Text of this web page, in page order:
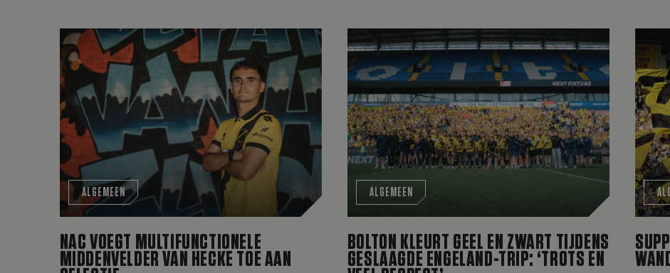
ALGEMEEN
NAC VOEGT MULTIFUNCTIONELE
MIDDENVELDER VAN HECKE TOE AAN
NAC voegt multifunctionele middenvelder Van Hecke toe aan selectie
ALGEMEEN
BOLTON KLEURT GEEL EN ZWART TIJDENS
GESLAAGDE ENGELAND-TRIP: ‘TROTS EN
Bolton kleurt geel en zwart tijdens geslaagde Engeland-